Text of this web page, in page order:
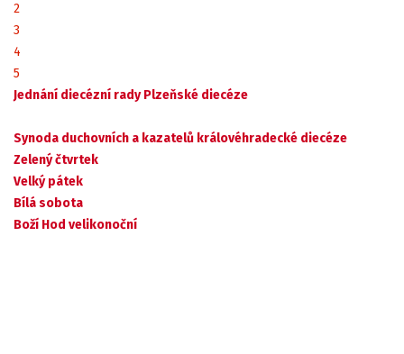
2
3
4
5
Jednání diecézní rady Plzeňské diecéze
Synoda duchovních a kazatelů královéhradecké diecéze
Zelený čtvrtek
Velký pátek
Bílá sobota
Boží Hod velikonoční